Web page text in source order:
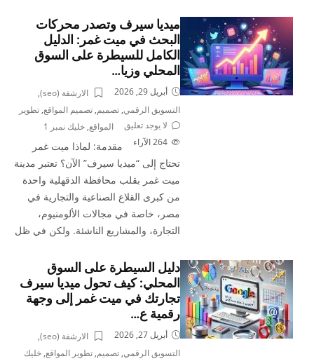
ميديا سيرف وتصدر محركات
البحث في ميت غمر: الدليل
الكامل للسيطرة على السوق
المحلي وزيا…
أبريل 29, 2026 الارشفة (seo)
,
التسويق الرقمي,تصميم,تصميم المواقع,تطوير
المواقع,خليك نمبر 1
لا يوجد تعليق
264
الآراء
مقدمة: لماذا ميت غمر
تحتاج إلى “ميديا سيرف” الآن؟ تعتبر مدينة
ميت غمر بقلب محافظة الدقهلية واحدة
من كبرى القلاع الصناعية والتجارية في
مصر، خاصة في مجالات الألومنيوم،
التجارة، والمشاريع الناشئة. ولكن في ظل
دليل السيطرة على السوق
المحلي: كيف تحول ميديا سيرف
تجارتك في ميت غمر إلى وجهة
رقمية ع…
أبريل 27, 2026 الارشفة (seo)
,
التسويق الرقمي,تصميم,تطوير المواقع,خليك